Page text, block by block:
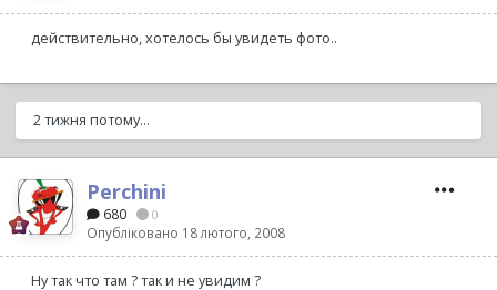
действительно, хотелось бы увидеть фото..
2 тижня потому...
Perchini
680 0
Опубліковано 18 лютого, 2008
Ну так что там ? так и не увидим ?